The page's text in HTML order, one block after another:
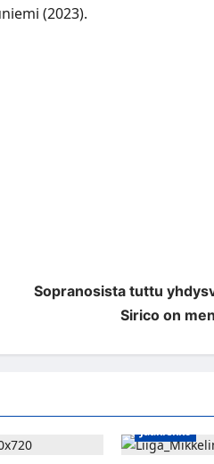
(2023).
Sopranosista tuttu
Sirico on
Jääkiekko